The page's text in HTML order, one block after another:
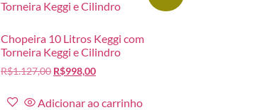
Chopeira 10 Litros Keggi com
Torneira Keggi e Cilindro
R$1.127,00 R$998,00
Adicionar ao carrinho